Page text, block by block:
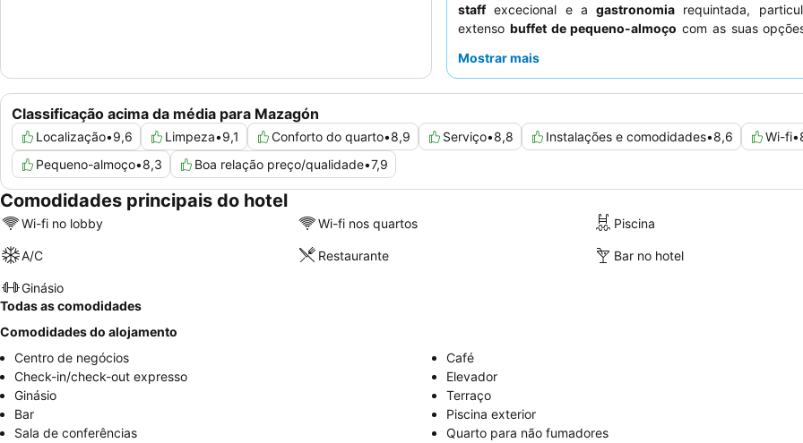
staffexcecional e agastronomia requintada,
extenso buffet de pequeno-almoço com as suas
se solicitar um quarto num andar superior.
Mostrar mais
Classificação acima da média para Mazagón
Localização•9,6 Limpeza•9,1 Conforto do quarto•8,9 Serviço•8,8 Instalações e comodidades•8,6 Wi-fi•
Pequeno-almoço•8,3 Boa relação preço/qualidade•7,9
Comodidades principais do hotel
Wi-fi no lobby Wi-fi nos quartos Piscina
A/C Restaurante Bar no hotel
Ginásio
Todas as comodidades
Comodidades do alojamento
Centro de negócios
Café
Check-in/check-out expresso
Elevador
Ginásio
Terraço
Bar
Piscina exterior
Sala de conferências
Quarto para não fumadores